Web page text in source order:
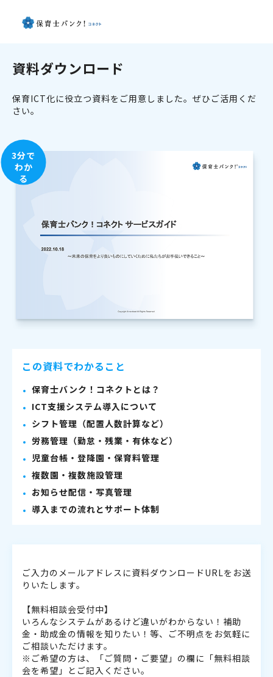
資料ダウンロード
保育ICT化に役立つ資料をご用意しました。ぜひご活用くだ
さい。
3分で
わか
る
この資料でわかること
保育士バンク！コネクトとは？
ICT支援システム導入について
シフト管理（配置人数計算など）
労務管理（勤怠・残業・有休など）
児童台帳・登降園・保育料管理
複数園・複数施設管理
お知らせ配信・写真管理
導入までの流れとサポート体制
ご入力のメールアドレスに資料ダウンロードURLをお送
りいたします。
【無料相談会受付中】
いろんなシステムがあるけど違いがわからない！補助
金・助成金の情報を知りたい！等、ご不明点をお気軽に
ご相談いただけます。
※ご希望の方は、「ご質問・ご要望」の欄に「無料相談
会を希望」とご記入ください。